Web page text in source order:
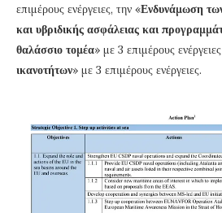
επιμέρους ενέργειες, την «Ενδυνάμωση
και υβριδικής ασφάλειας και
θαλάσσιο τομέα» με 3 επιμέρους
ικανοτήτων» με 3 επιμέρους ενέργειες.